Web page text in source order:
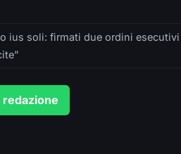
ius soli: firmati due ordini esecutivi